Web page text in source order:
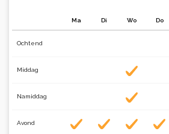
Ma Di Wo Do
Ochtend
Middag
Namiddag
Avond